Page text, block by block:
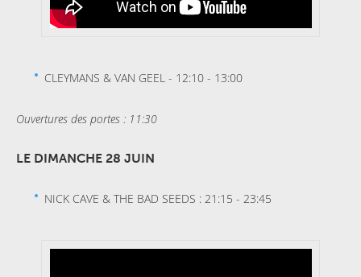
CLEYMANS & VAN GEEL - 12:10 - 13:00
Ouvertures des portes : 11:30
LE DIMANCHE 28 JUIN
NICK CAVE & THE BAD SEEDS : 21:15 - 23:45